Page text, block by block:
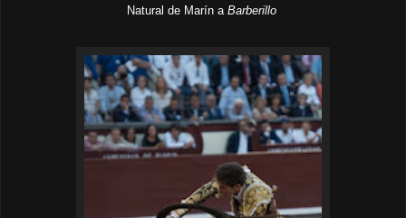
Natural de Marín a Barberillo